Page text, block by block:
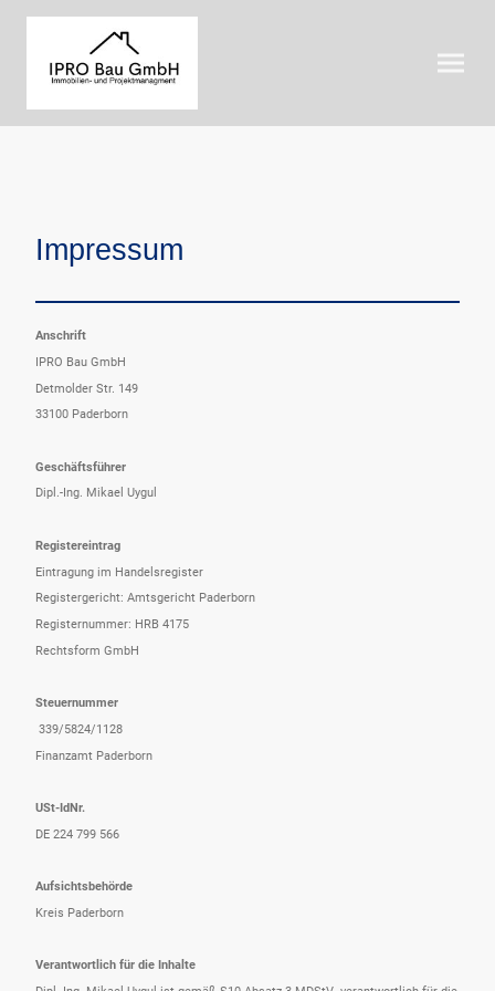
Impressum
Anschrift
IPRO Bau GmbH
Detmolder Str. 149
33100 Paderborn
Geschäftsführer
Dipl.-Ing. Mikael Uygul
Registereintrag
Eintragung im Handelsregister
Registergericht: Amtsgericht Paderborn
Registernummer: HRB 4175
Rechtsform GmbH
Steuernummer
339/5824/1128
Finanzamt Paderborn
USt-IdNr.
DE 224 799 566
Aufsichtsbehörde
Kreis Paderborn
Verantwortlich für die Inhalte